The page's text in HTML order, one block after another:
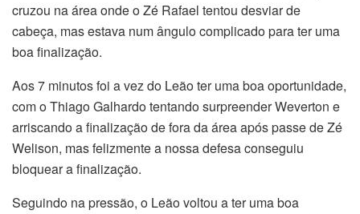
cruzou na área onde o Zé Rafael tentou desviar de
cabeça, mas estava num ângulo complicado para ter uma
boa finalização.
Aos 7 minutos foi a vez do Leão ter uma boa oportunidade,
com o Thiago Galhardo tentando surpreender Weverton e
arriscando a finalização de fora da área após passe de Zé
Welison, mas felizmente a nossa defesa conseguiu
bloquear a finalização.
Seguindo na pressão, o Leão voltou a ter uma boa